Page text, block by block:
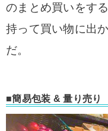
のまとめ買いをす
持って買い物に出
だ。
■簡易包装 & 量り売り